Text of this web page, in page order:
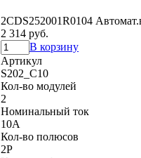
2CDS252001R0104
2 314 руб.
В корзину
Артикул
S202_C10
Кол-во модулей
2
Номинальный ток
10A
Кол-во полюсов
2P